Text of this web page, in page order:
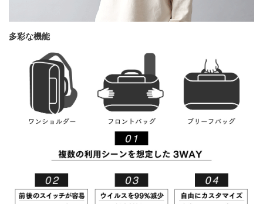
多彩な機能